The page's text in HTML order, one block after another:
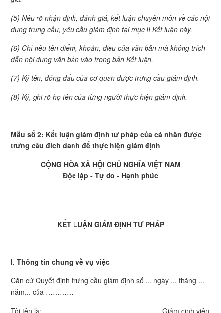
(5) Nêu rõ nhận định, đánh giá, kết luận chuyên môn về các nội
dung trưng cầu, yêu cầu giám định tại mục II Kết luận này.
(6) Chỉ nêu tên điểm, khoản, điều của văn bản mà không trích
dẫn nội dung văn bản vào trong bản Kết luận.
(7) Ký tên, đóng dấu của cơ quan được trưng cầu giám định.
(8) Ký, ghi rõ họ tên của từng người thực hiện giám định.
Mẫu số 2: Kết luận giám định tư pháp của cá nhân được
trưng cầu đích danh để thực hiện giám định
CỘNG HÒA XÃ HỘI CHỦ NGHĨA VIỆT NAM
Độc lập - Tự do - Hạnh phúc
KẾT LUẬN GIÁM ĐỊNH TƯ PHÁP
I. Thông tin chung về vụ việc
Căn cứ Quyết định trưng cầu giám định số ... ngày ... tháng ...
năm... của …………
Tôi tên là: …………………………………………. - Giám định viên